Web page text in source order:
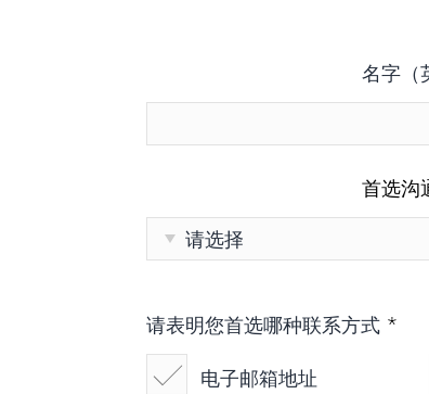
名字（
首选沟
请表明您首选哪种联系方式 *
电子邮箱地址